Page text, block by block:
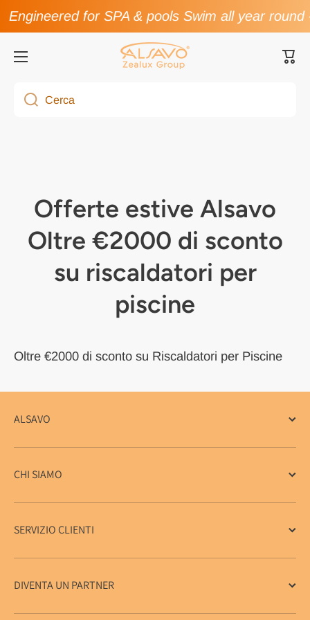
Vai direttamente ai contenuti
Engineered for SPA & pools Swim all year round
Cerca
Offerte estive Alsavo
Oltre €2000 di sconto
su riscaldatori per
piscine
Oltre €2000 di sconto su Riscaldatori per Piscine
ALSAVO
CHI SIAMO
SERVIZIO CLIENTI
DIVENTA UN PARTNER